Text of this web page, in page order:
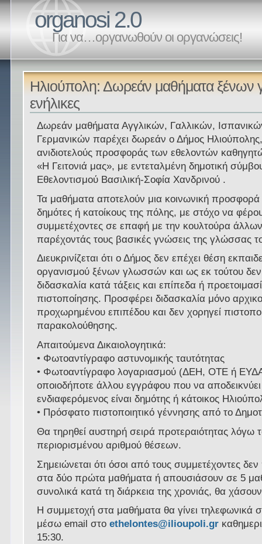
organosi 2.0
Για να…οργανωθούν οι οργανώσεις!
Ηλιούπολη: Δωρεάν μαθήματα ξένων
ενήλικες
Δωρεάν μαθήματα Αγγλικών, Γαλλικών,
Γερμανικών παρέχει δωρεάν ο Δήμος
ανιδιοτελούς προσφοράς των εθελοντών
«Η Γειτονιά μας», με εντεταλμένη δημοτική
Εθελοντισμού Βασιλική-Σοφία Χανδρινού .
Τα μαθήματα αποτελούν μια κοινωνική προσφορά
δημότες ή κατοίκους της πόλης, με στόχο να
συμμετέχοντες σε επαφή με την κουλτούρα
παρέχοντάς τους βασικές γνώσεις της γλώσσας
Διευκρινίζεται ότι ο Δήμος δεν επέχει θέση
οργανισμού ξένων γλωσσών και ως εκ τούτου δεν
διδασκαλία κατά τάξεις και επίπεδα ή
πιστοποίησης. Προσφέρει διδασκαλία μόνο
προχωρημένου επιπέδου και δεν χορηγεί
παρακολούθησης.
Απαιτούμενα Δικαιολογητικά:
• Φωτοαντίγραφο αστυνομικής ταυτότητας
• Φωτοαντίγραφο λογαριασμού (ΔΕΗ, ΟΤΕ ή
οποιοδήποτε άλλου εγγράφου που να αποδεικνύει
ενδιαφερόμενος είναι δημότης ή κάτοικος
• Πρόσφατο πιστοποιητικό γέννησης από το
Θα τηρηθεί αυστηρή σειρά προτεραιότητας λόγω
περιορισμένου αριθμού θέσεων.
Σημειώνεται ότι όσοι από τους συμμετέχοντες
στα δύο πρώτα μαθήματα ή απουσιάσουν σε 5
συνολικά κατά τη διάρκεια της χρονιάς, θα
Η συμμετοχή στα μαθήματα θα γίνει τηλεφωνικά
μέσω email στοethelontes@ilioupoli.gr
15:30.